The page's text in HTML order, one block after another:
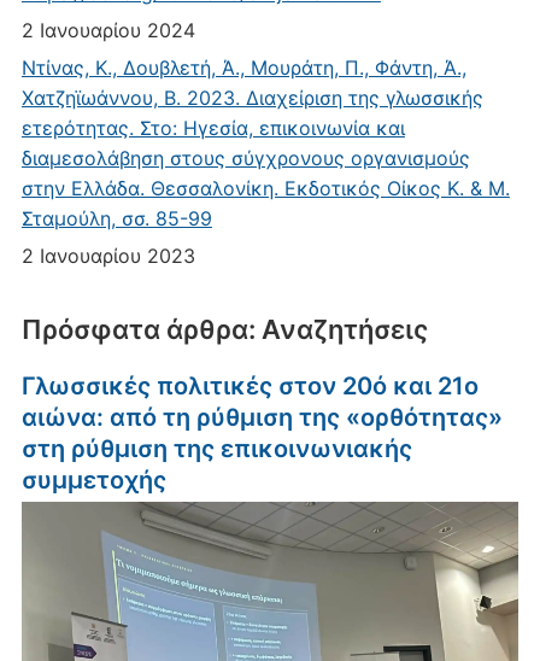
2 Ιανουαρίου 2024
Ντίνας, Κ., Δουβλετή, Ά., Μουράτη, Π., Φάντη, Ά.,
Χατζηϊωάννου, Β. 2023. Διαχείριση της γλωσσικής
ετερότητας. Στο: Ηγεσία, επικοινωνία και
διαμεσολάβηση στους σύγχρονους οργανισμούς
στην Ελλάδα. Θεσσαλονίκη. Εκδοτικός Οίκος Κ. & Μ.
Σταμούλη, σσ. 85-99
2 Ιανουαρίου 2023
Πρόσφατα άρθρα: Αναζητήσεις
Γλωσσικές πολιτικές στον 20ό και 21ο
αιώνα: από τη ρύθμιση της «ορθότητας»
στη ρύθμιση της επικοινωνιακής
συμμετοχής